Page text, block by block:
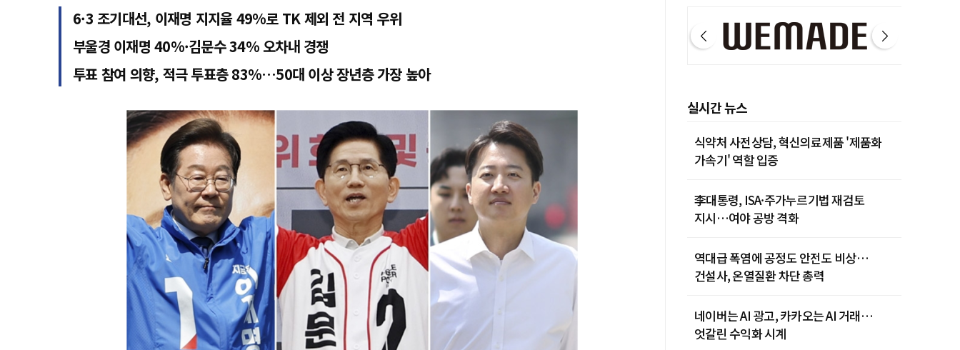
6·3 조기대선, 이재명 지지율 49%로 TK 제외 전 지역 우위
부울경 이재명 40%·김문수 34% 오차내 경쟁
투표 참여 의향, 적극 투표층 83%…50대 이상 장년층 가장 높아
실시간 뉴스
식약처 사전상담, 혁신의료제품 '제품화
가속기' 역할 입증
李대통령, ISA·주가누르기법 재검토
지시…여야 공방 격화
역대급 폭염에 공정도 안전도 비상…
건설사, 온열질환 차단 총력
네이버는 AI 광고, 카카오는 AI 거래…
엇갈린 수익화 시계